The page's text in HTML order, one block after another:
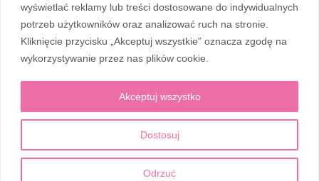
wyświetlać reklamy lub treści dostosowane do indywidualnych
potrzeb użytkowników oraz analizować ruch na stronie.
Kliknięcie przycisku „Akceptuj wszystkie” oznacza zgodę na
wykorzystywanie przez nas plików cookie.
Dostosuj
Odrzuć
Akceptuj wszystko
© 2026 Corten Medic